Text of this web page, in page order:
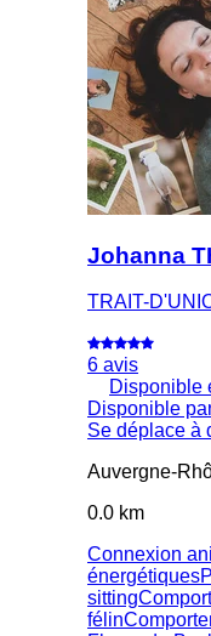
Johanna
TRAIT-
6 avis
Disponible
Disponible
Se déplace à
Auvergne-
0.0 km
Connexion
énergétiques
sitting
félin